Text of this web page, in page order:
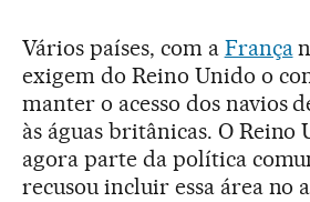
Vários países, com a França
exigem do Reino Unido o
manter o acesso dos navios
às águas britânicas. O Reino
agora parte da política
recusou incluir essa área no